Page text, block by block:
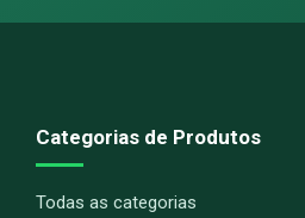
Categorias de Produtos
Todas as categorias